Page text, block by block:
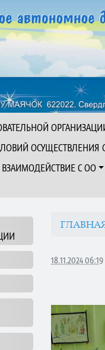
ВЗАИМОДЕЙСТВИЕ С ОО
18.11.2024 06:19